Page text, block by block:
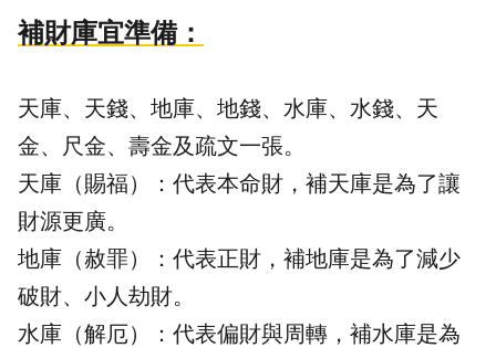
補財庫宜準備：
天庫、天錢、地庫、地錢、水庫、水錢、天
金、尺金、壽金及疏文一張。
天庫（賜福）：代表本命財，補天庫是為了讓
財源更廣。
地庫（赦罪）：代表正財，補地庫是為了減少
破財、小人劫財。
水庫（解厄）：代表偏財與周轉，補水庫是為